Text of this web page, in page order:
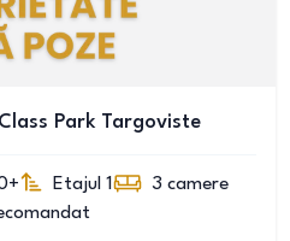
Park Targoviste
Etajul 1 3 camere